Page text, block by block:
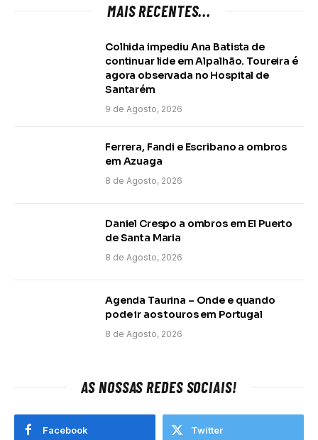
MAIS RECENTES...
Colhida impediu Ana Batista de
continuar lide em Alpalhão. Toureira é
agora observada no Hospital de
Santarém
9 de Agosto, 2026
Ferrera, Fandi e Escribano a ombros
em Azuaga
8 de Agosto, 2026
Daniel Crespo a ombros em El Puerto
de Santa Maria
8 de Agosto, 2026
Agenda Taurina – Onde e quando
pode ir aos touros em Portugal
8 de Agosto, 2026
AS NOSSAS REDES SOCIAIS!
Facebook Twitter